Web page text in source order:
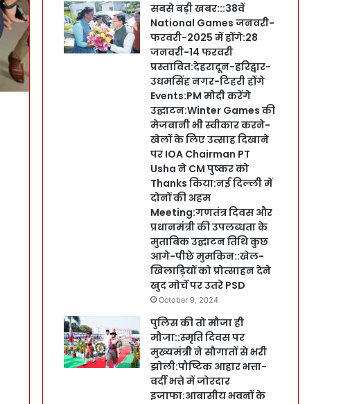
सबसे बड़ी खबर:::38वें
National Games जनवरी-
फरवरी-2025 में होंगे:28
जनवरी-14 फरवरी
प्रस्तावित:देहरादून-हरिद्वार-
उधमसिंह नगर-टिहरी होंगे
Events:PM मोदी करेंगे
उद्घाटन:Winter Games की
मेजबानी भी स्वीकार करने-
खेलों के लिए उत्साह दिखाने
पर IOA Chairman PT
Usha ने CM पुष्कर को
Thanks किया:नई दिल्ली में
दोनों की अहम
Meeting:गणतंत्र दिवस और
प्रधानमंत्री की उपलब्धता के
मुताबिक उद्घाटन तिथि कुछ
आगे-पीछे मुमकिन::खेल-
खिलाड़ियों को प्रोत्साहन देने
खुद मोर्चे पर उतरे PSD
October 9, 2024
पुलिस की तो मौजा ही
मौजा::स्मृति दिवस पर
मुख्यमंत्री ने सौगातों से भरी
झोली:पौष्टिक आहार भत्ता-
वर्दी भत्ते में जोरदार
इजाफा:आवासीय भवनों के